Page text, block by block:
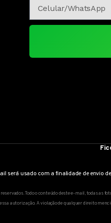
será usado com a finalidade de envio
Todo o conteúdo deste e-mail, todas
autorização. A violação de qualquer direito